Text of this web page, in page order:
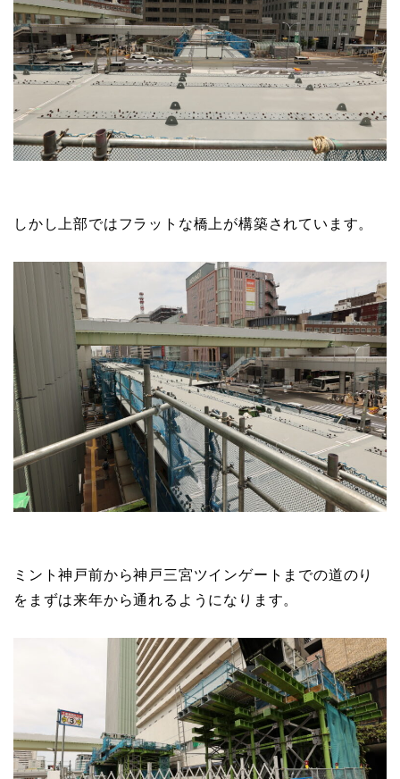
しかし上部ではフラットな橋上が構築されています。
ミント神戸前から神戸三宮ツインゲートまでの道のり
をまずは来年から通れるようになります。